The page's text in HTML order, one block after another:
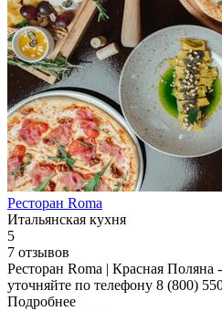
Ресторан Roma
Итальянская кухня
5
7 отзывов
Ресторан Roma | Красная
уточняйте по телефону 8 (800)
Подробнее